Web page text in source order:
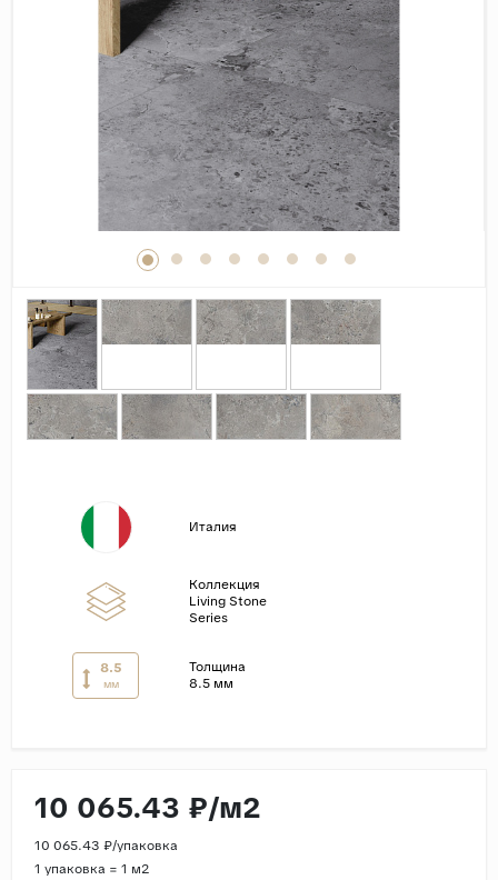
Дерево
Камень
Оникс
Бетон
Декор
Моноколор
Поверхность
Матовая
Сатинированная
Карвинг
Италия
Коллекция
Living Stone
Series
8.5
мм
Толщина
8.5 мм
10 065.43 ₽/м2
10 065.43 ₽/упаковка
1 упаковка = 1 м2